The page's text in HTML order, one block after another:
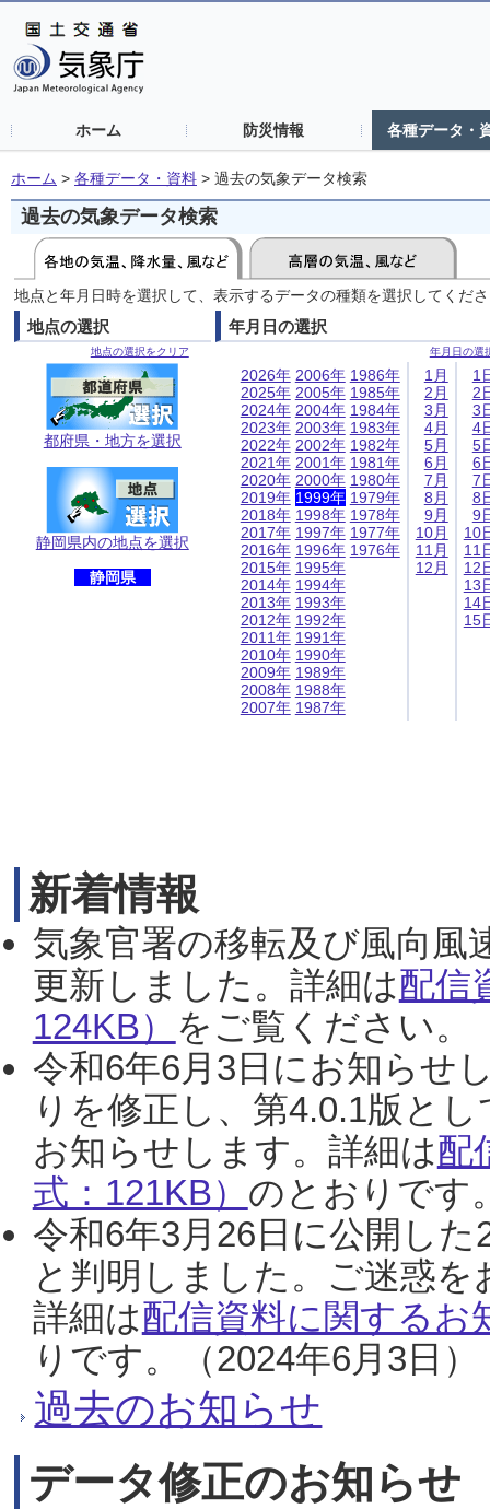
ホーム 防災情報 各種データ・
ホーム > 各種データ・資料 > 過去の気象データ検索
過去の気象データ検索
地点と年月日時を選択して、表示するデータの種類を選択してくだ
地点の選択
地点の選択をクリア
都府県・地方を選択
静岡県内の地点を選択
静岡県
年月日の選択
年月日の選
2026年
2025年
2024年
2023年
2022年
2021年
2020年
2019年
2018年
2017年
2016年
2015年
2014年
2013年
2012年
2011年
2010年
2009年
2008年
2007年
2006年
2005年
2004年
2003年
2002年
2001年
2000年
1999年
1998年
1997年
1996年
1995年
1994年
1993年
1992年
1991年
1990年
1989年
1988年
1987年
1986年
1985年
1984年
1983年
1982年
1981年
1980年
1979年
1978年
1977年
1976年
1月
2月
3月
4月
5月
6月
7月
8月
9月
10月
11月
12月
1
2
3
4
5
6
7
8
9
10
11
12
13
14
15
新着情報
気象官署の移転及び風向風
更新しました。詳細は配信
124KB） をご覧ください。
令和6年6月3日にお知らせ
りを修正し、第4.0.1版と
お知らせします。詳細は配
式：121KB） のとおりです
令和6年3月26日に公開し
と判明しました。ご迷惑
詳細は配信資料に関するお
りです。（2024年6月3日）
過去のお知らせ
データ修正のお知らせ